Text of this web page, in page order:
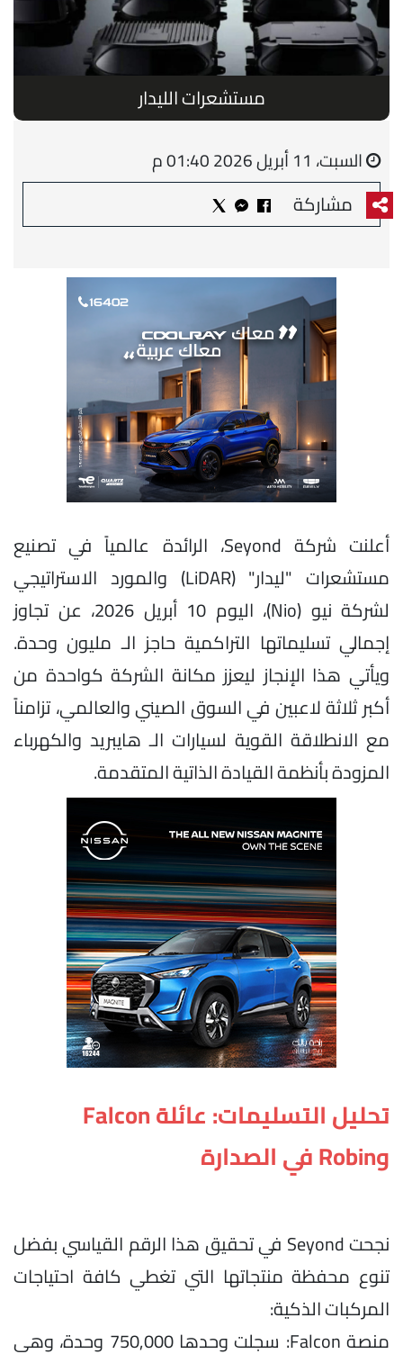
مستشعرات الليدار
السبت، 11 أبريل 2026 01:40 م
مشاركة
أعلنت شركة Seyond، الرائدة عالمياً في تصنيع
مستشعرات "ليدار" (LiDAR) والمورد الاستراتيجي
لشركة نيو (Nio)، اليوم 10 أبريل 2026، عن تجاوز
إجمالي تسليماتها التراكمية حاجز الـ مليون وحدة.
ويأتي هذا الإنجاز ليعزز مكانة الشركة كواحدة من
أكبر ثلاثة لاعبين في السوق الصيني والعالمي، تزامناً
مع الانطلاقة القوية لسيارات الـ هايبريد والكهرباء
المزودة بأنظمة القيادة الذاتية المتقدمة.
تحليل التسليمات: عائلة Falcon
وRobin في الصدارة
نجحت Seyond في تحقيق هذا الرقم القياسي بفضل
تنوع محفظة منتجاتها التي تغطي كافة احتياجات
المركبات الذكية:
منصة Falcon: سجلت وحدها 750,000 وحدة، وهي